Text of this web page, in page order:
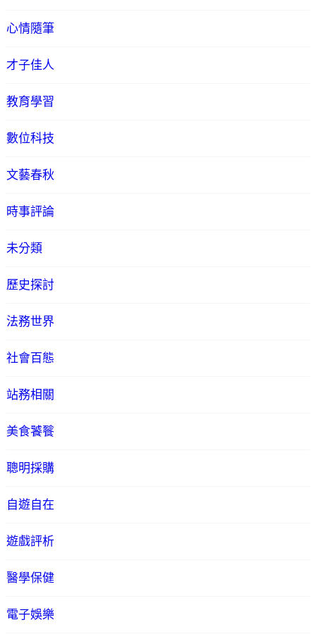
心情隨筆
才子佳人
教育學習
數位科技
文藝春秋
時事評論
未分類
歷史探討
法務世界
社會百態
站務相關
美食饕餮
聰明採購
自遊自在
遊戲評析
醫學保健
電子娛樂